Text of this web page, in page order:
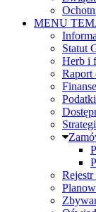
MENU
Statut
Herb i
Raport